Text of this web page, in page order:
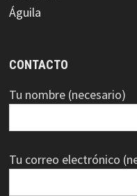
CONTACTO
Tu nombre (necesario)
Tu correo electrónico